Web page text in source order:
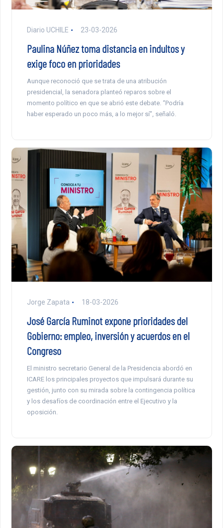
Diario UCHILE 23-03-2026
Paulina Núñez toma distancia en indultos y
exige foco en prioridades
Aunque reconoció que se trata de una atribución
presidencial, la senadora planteó reparos sobre el
momento político en que se abrió este debate. “Podría
haber esperado un poco más, a lo mejor sí”, señaló.
Jorge Zapata 18-03-2026
José García Ruminot expone prioridades del
Gobierno: empleo, inversión y acuerdos en el
Congreso
El ministro secretario General de la Presidencia abordó en
ICARE los principales proyectos que impulsará durante su
gestión, junto con su mirada sobre la contingencia política
y los desafíos de coordinación entre el Ejecutivo y la
oposición.